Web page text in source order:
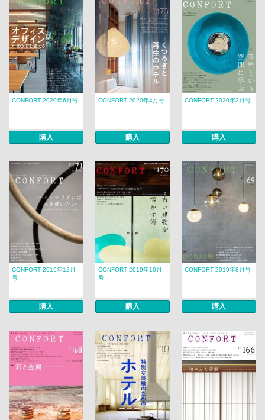
CONFORT 2020年6月号
購入
CONFORT 2020年4月号
購入
CONFORT 2020年2月号
購入
CONFORT 2019年12月
号
購入
CONFORT 2019年10月
号
購入
CONFORT 2019年8月号
購入